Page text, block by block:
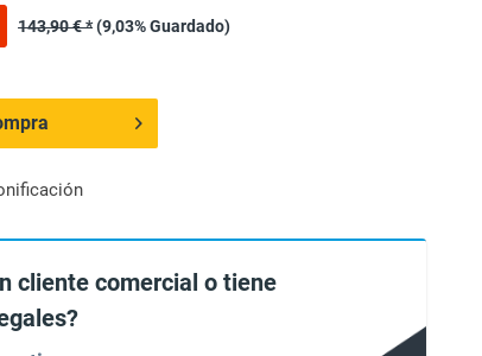
143,90 € *(9,03% Guardado)
cliente comercial o tiene